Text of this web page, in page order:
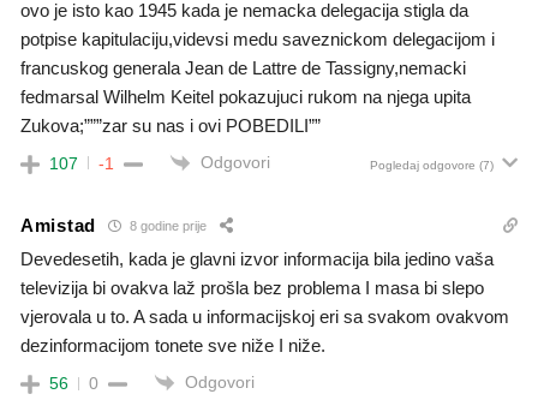
ovo je isto kao 1945 kada je nemacka delegacija stigla da
potpise kapitulaciju,videvsi medu saveznickom delegacijom i
francuskog generala Jean de Lattre de Tassigny,nemacki
fedmarsal Wilhelm Keitel pokazujuci rukom na njega upita
Zukova;”””zar su nas i ovi POBEDILI””
107 -1 Odgovori Pogledaj odgovore (7)
Amistad 8 godine prije
Devedesetih, kada je glavni izvor informacija bila jedino vaša
televizija bi ovakva laž prošla bez problema I masa bi slepo
vjerovala u to. A sada u informacijskoj eri sa svakom ovakvom
dezinformacijom tonete sve niže I niže.
56 0 Odgovori